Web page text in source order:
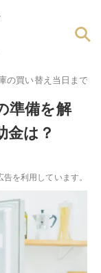
の買い替え当日まで
準備を解
金は？
を利用しています。